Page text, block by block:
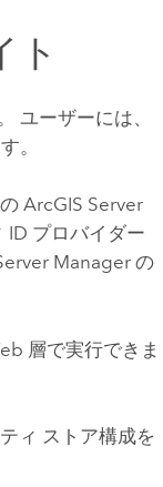
ト
ユーザーには、
。
のArcGIS Server
ID プロバイダー
Manager の
層で実行できま
ィ ストア構成を